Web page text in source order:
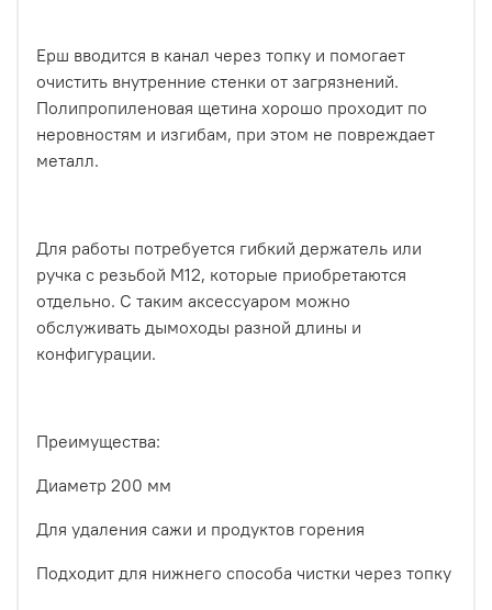
Ерш вводится в канал через топку и помогает
очистить внутренние стенки от загрязнений.
Полипропиленовая щетина хорошо проходит по
неровностям и изгибам, при этом не повреждает
металл.
Для работы потребуется гибкий держатель или
ручка с резьбой М12, которые приобретаются
отдельно. С таким аксессуаром можно
обслуживать дымоходы разной длины и
конфигурации.
Преимущества:
Диаметр 200 мм
Для удаления сажи и продуктов горения
Подходит для нижнего способа чистки через топку